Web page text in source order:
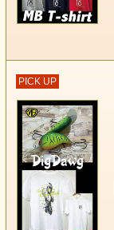
PICK UP